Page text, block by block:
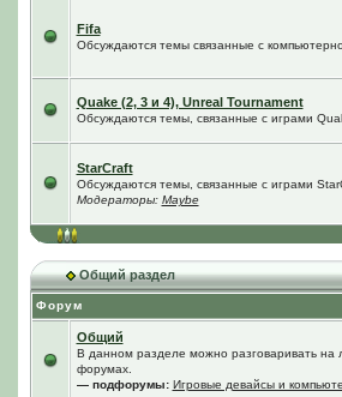
Fifa
Обсуждаются темы связанные с
Quake (2, 3 и 4), Unreal Tournament
Обсуждаются темы, связанные с играми
StarCraft
Обсуждаются темы, связанные с играми
Модераторы: Maybe
Общий раздел
Форум
Общий
В данном разделе можно разговаривать на
форумах.
— подфорумы: Игровые девайсы и